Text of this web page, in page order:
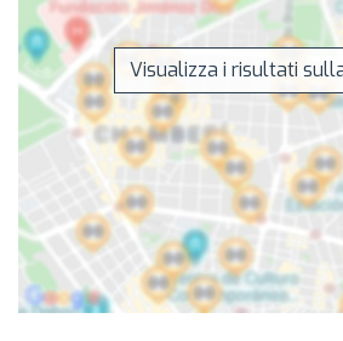
Visualizza i risultati